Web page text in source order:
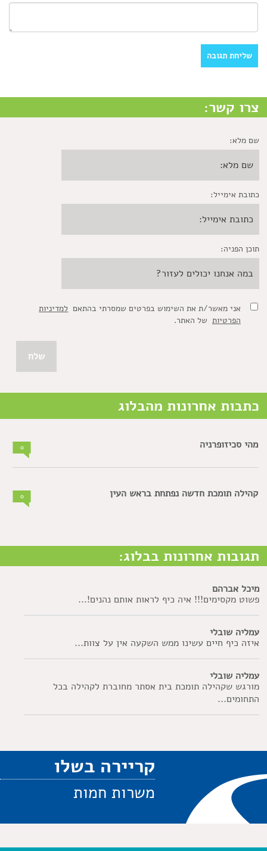
צרו קשר:
שם מלא:
כתובת אימייל:
תוכן הפניה:
אני מאשר/ת את השימוש בפרטים שמסרתי בהתאם למדיניות
הפרטיותשל האתר.
כתבות אחרונות מהבלוג
מהי סכיזופרניה
קהילה תומכת חדשה נפתחת בראש העין
תגובות אחרונות בבלוג:
מיכל אברהם
פשוט מקסימים!!! איה כיף לראות אותם נהנים!...
עמליה שובלי
איזה כיף חיים עשינו ממש השקעה אין על צוות...
עמליה שובלי
מורגש שקהילה תומכת בית אסתר מחוברת לקהילה בכל
התחומים...
קריירה בשלו
משרות חמות